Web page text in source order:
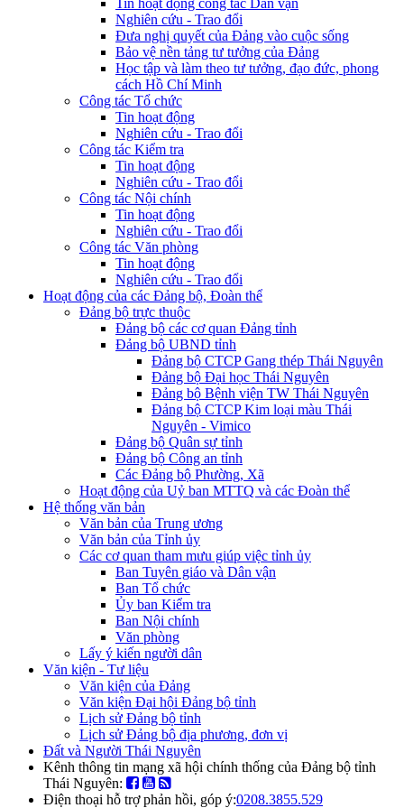
Nghiên cứu - Trao đổi
Đưa nghị quyết của Đảng vào cuộc sống
Bảo vệ nền tảng tư tưởng của Đảng
Học tập và làm theo tư tưởng, đạo đức, phong
cách Hồ Chí Minh
Công tác Tổ chức
Tin hoạt động
Nghiên cứu - Trao đổi
Công tác Kiểm tra
Tin hoạt động
Nghiên cứu - Trao đổi
Công tác Nội chính
Tin hoạt động
Nghiên cứu - Trao đổi
Công tác Văn phòng
Tin hoạt động
Nghiên cứu - Trao đổi
Hoạt động của các Đảng bộ, Đoàn thể
Đảng bộ trực thuộc
Đảng bộ các cơ quan Đảng tỉnh
Đảng bộ UBND tỉnh
Đảng bộ CTCP Gang thép Thái Nguyên
Đảng bộ Đại học Thái Nguyên
Đảng bộ Bệnh viện TW Thái Nguyên
Đảng bộ CTCP Kim loại màu Thái
Nguyên - Vimico
Đảng bộ Quân sự tỉnh
Đảng bộ Công an tỉnh
Các Đảng bộ Phường, Xã
Hoạt động của Uỷ ban MTTQ và các Đoàn thể
Hệ thống văn bản
Văn bản của Trung ương
Văn bản của Tỉnh ủy
Các cơ quan tham mưu giúp việc tỉnh ủy
Ban Tuyên giáo và Dân vận
Ban Tổ chức
Ủy ban Kiểm tra
Ban Nội chính
Văn phòng
Lấy ý kiến người dân
Văn kiện - Tư liệu
Văn kiện của Đảng
Văn kiện Đại hội Đảng bộ tỉnh
Lịch sử Đảng bộ tỉnh
Lịch sử Đảng bộ địa phương, đơn vị
Đất và Người Thái Nguyên
Kênh thông tin mạng xã hội chính thống của Đảng bộ tỉnh
Thái Nguyên:
Điện thoại hỗ trợ phản hồi, góp ý:0208.3855.529